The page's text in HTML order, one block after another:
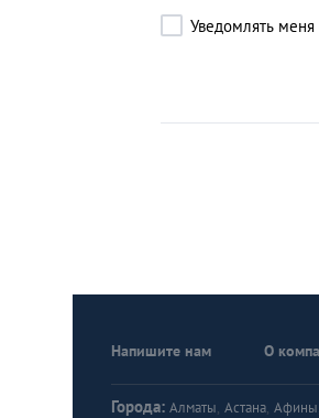
Уведомлять
Напишите нам О
Города: Алматы, Астана, Афины